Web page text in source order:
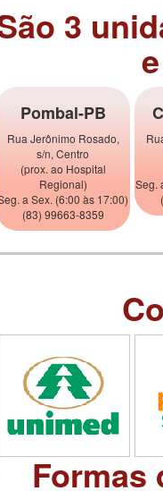
3
Pombal-PB
Rua Jerônimo Rosado,
s/n, Centro
(prox. ao Hospital
Regional)
a Sex. (6:00 às 17:00)
(83) 99663-8359
Seg.
Formas